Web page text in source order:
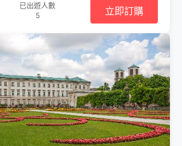
已出遊人數
5
立即訂購